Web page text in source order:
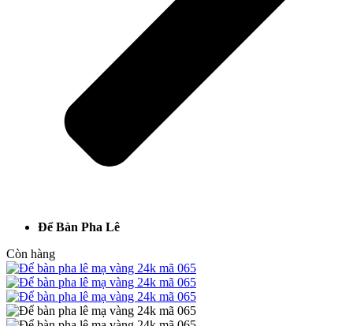
Để Bàn Pha Lê
Còn hàng